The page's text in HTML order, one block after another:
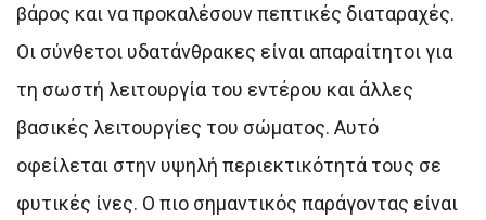
βάρος και να προκαλέσουν πεπτικές διαταραχές.
Οι σύνθετοι υδατάνθρακες είναι απαραίτητοι για
τη σωστή λειτουργία του εντέρου και άλλες
βασικές λειτουργίες του σώματος. Αυτό
οφείλεται στην υψηλή περιεκτικότητά τους σε
φυτικές ίνες. Ο πιο σημαντικός παράγοντας είναι